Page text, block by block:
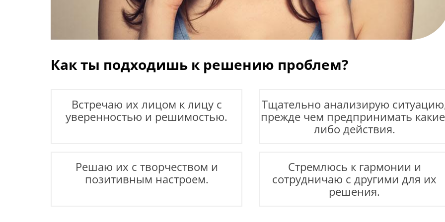
Как ты подходишь к решению проблем?
Встречаю их лицом к лицу с
уверенностью и решимостью.
Тщательно анализирую
прежде чем предпринимать
либо действия.
Решаю их с творчеством и
позитивным настроем.
Стремлюсь к гармонии и
сотрудничаю с другими для их
решения.